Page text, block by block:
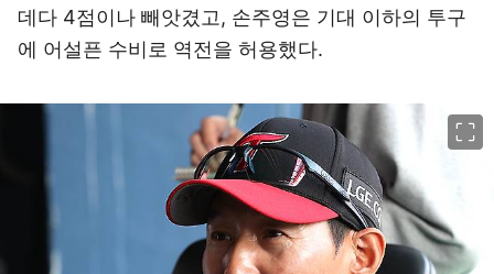
데다 4점이나 빼앗겼고, 손주영은 기대 이하의 투구
에 어설픈 수비로 역전을 허용했다.